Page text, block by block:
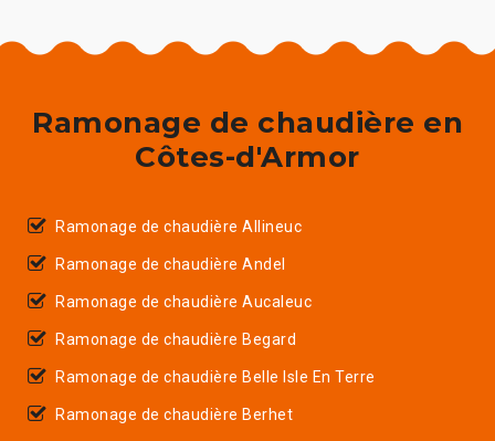
Ramonage de chaudière en
Côtes-d'Armor
Ramonage de chaudière Allineuc
Ramonage de chaudière Andel
Ramonage de chaudière Aucaleuc
Ramonage de chaudière Begard
Ramonage de chaudière Belle Isle En Terre
Ramonage de chaudière Berhet